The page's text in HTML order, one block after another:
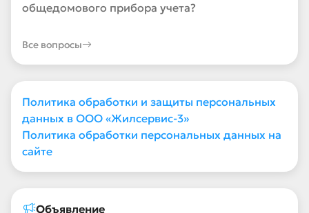
общедомового прибора учета?
Все вопросы
Политика обработки и защиты персональных
данных в ООО «Жилсервис-3»
Политика обработки персональных данных на
сайте
Объявление